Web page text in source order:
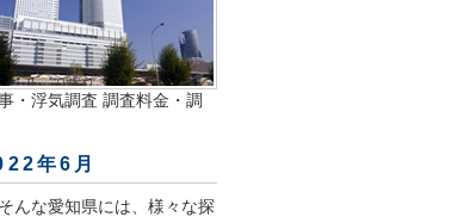
・浮気調査 調査料金・調
年6月
んな愛知県には、様々な探